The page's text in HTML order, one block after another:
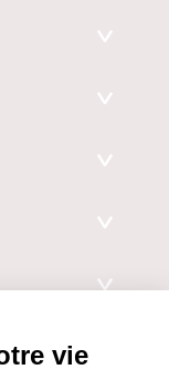
Recherche en
Malmaison |